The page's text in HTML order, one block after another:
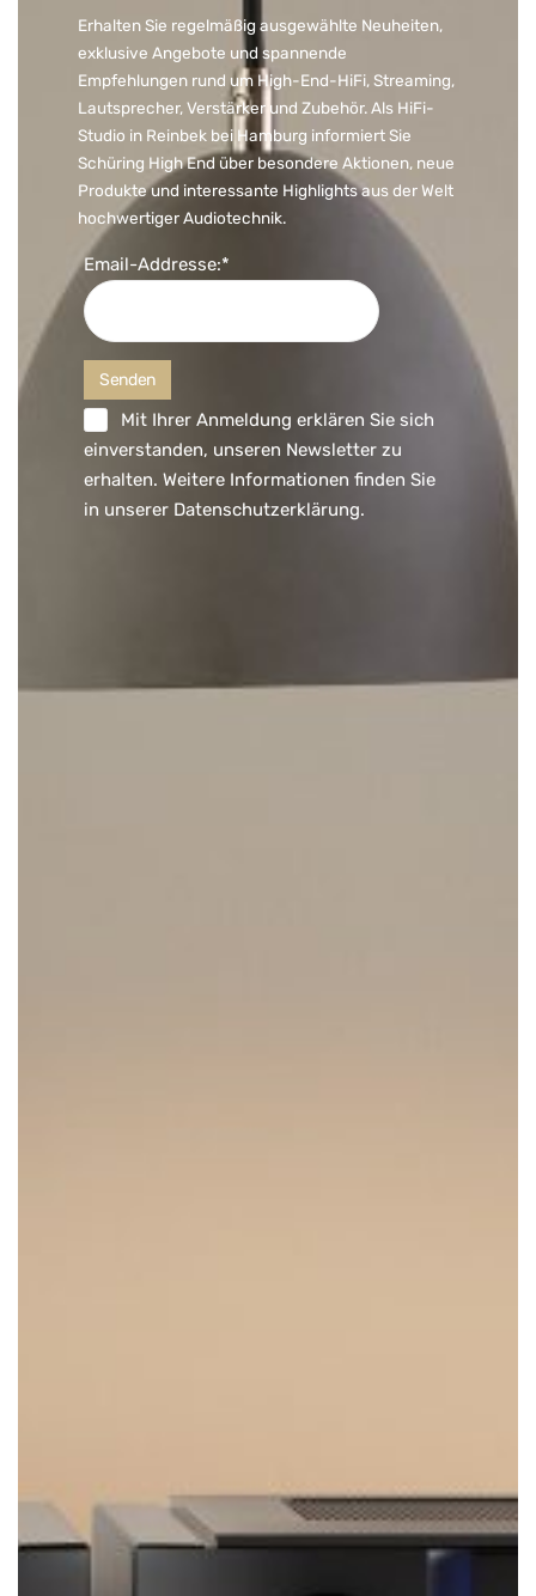
Erhalten Sie regelmäßig ausgewählte Neuheiten,
exklusive Angebote und spannende
Empfehlungen rund um High-End-HiFi, Streaming,
Lautsprecher, Verstärker und Zubehör. Als HiFi-
Studio in Reinbek bei Hamburg informiert Sie
Schüring High End über besondere Aktionen, neue
Produkte und interessante Highlights aus der Welt
hochwertiger Audiotechnik.
Email-Addresse:*
Mit Ihrer Anmeldung erklären Sie sich
einverstanden, unseren Newsletter zu
erhalten. Weitere Informationen finden Sie
in unserer Datenschutzerklärung.